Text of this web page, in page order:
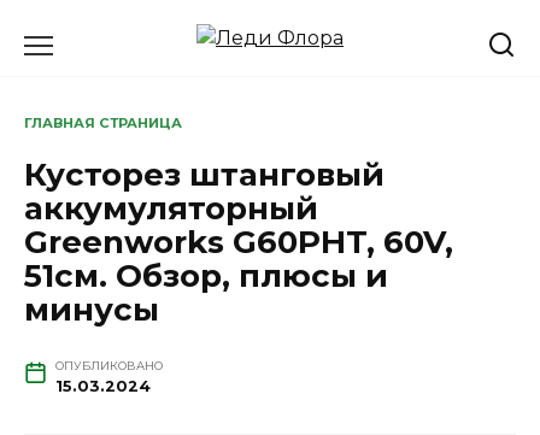
ГЛАВНАЯ СТРАНИЦА
Кусторез штанговый
аккумуляторный
Greenworks G60PHT, 60V,
51см. Обзор, плюсы и
минусы
ОПУБЛИКОВАНО
15.03.2024